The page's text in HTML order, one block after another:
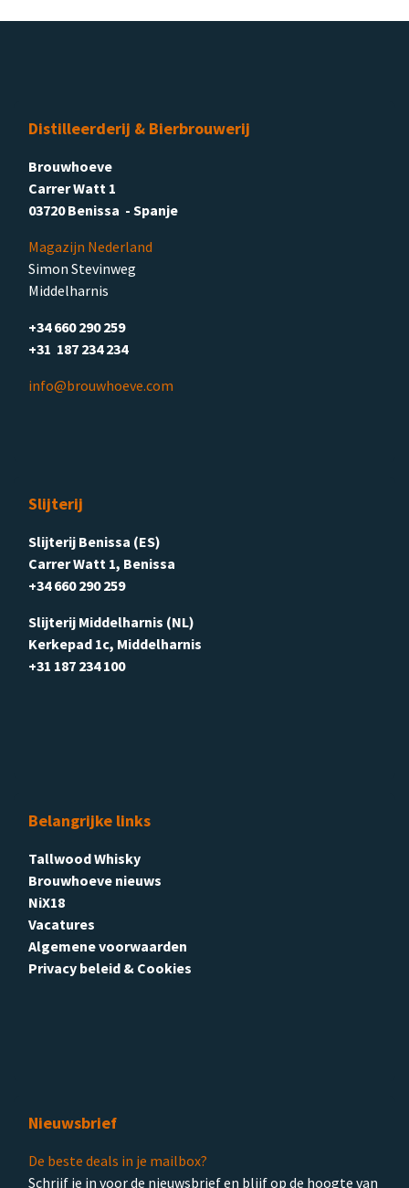
Distilleerderij & Bierbrouwerij
Brouwhoeve
Carrer Watt 1
03720 Benissa - Spanje
Magazijn Nederland
Simon Stevinweg
Middelharnis
+34 660 290 259
+31 187 234 234
info@brouwhoeve.com
Slijterij
Slijterij Benissa (ES)
Carrer Watt 1, Benissa
+34 660 290 259
Slijterij Middelharnis (NL)
Kerkepad 1c, Middelharnis
+31 187 234 100
Belangrijke links
Tallwood Whisky
Brouwhoeve nieuws
NiX18
Vacatures
Algemene voorwaarden
Privacy beleid & Cookies
Nieuwsbrief
De beste deals in je mailbox?
Schrijf je in voor de nieuwsbrief en blijf op de hoogte van